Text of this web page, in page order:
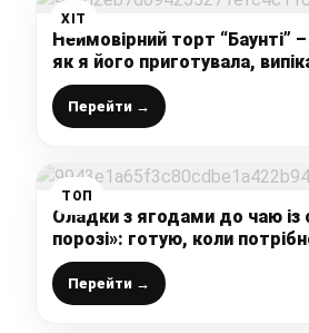
ХІТ
Неймовірний торт “Баунті”
як я його приготувала,
з кремом, все дуже просто і
Перейти →
ТОП
Оладки з ягодами до чаю із
порозі»: готую, коли
просто (не жирні, пишні і
Перейти →